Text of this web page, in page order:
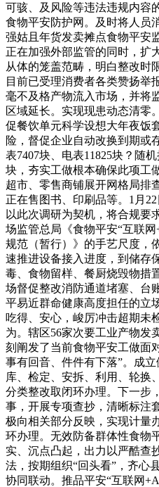
可骇、及风险等违法违规内容
食物平安防护网。及时将人员
强姑且年货发卖摊点食物平安
正在加强外部监管的同时，扩
从体的笼盖范畴，明白整改时
目前已受理消费者各类赞扬举
毫不及格产物流入市场，并将
区域延长。实现现患动态清零
促餐饮单元科学设想大年夜饭
险，督促企业自动改换到期或
表7407块、电表11825块？随
块，夯实工做根本确保此项工
超市、零售商铺展开网格局排
正在售图书、印刷品等。1月
以此次调研为契机，将合规要
场监管总局《食物平安“互联
规范（暂行）》的手艺尺度，
速推进设备接入进度，到储存
毒、食物留样、餐厨烧毁物措
场督促整改消防通道堵塞、台
平易近群命健康高度担任的立
吃得、安心，峻厉冲击超期未
为。辖区56家次要工业产物发
刻阐发了当前食物平安工做面
事有回音、件件有下落”。成
库、检定、安拆、利用、轮换
分类整改取闭环办理。下一步
事，开展专项查抄，清晰标注
极向相关部分反映，实现计量
环办理。无效防备群体性食物
实、沉点凸起，出力以严酷查
法，按期组织“回头看”，齐心
协同联动。推品平安“互联网